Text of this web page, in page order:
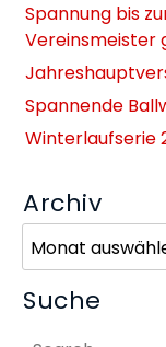
Spannung bis
Vereinsmeister
Spannende
Winterlaufserie
Archiv
Suche